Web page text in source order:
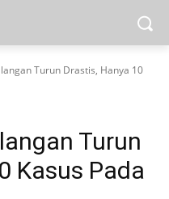
Turun Drastis, Hanya 10
Turun
Kasus Pada